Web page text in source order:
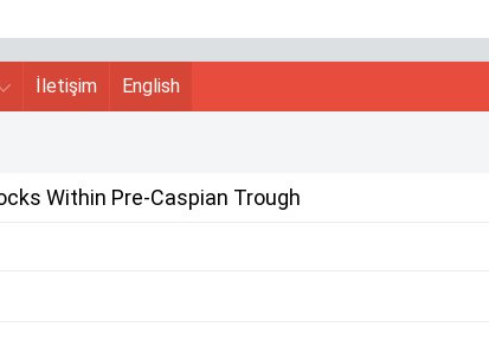
İletişim English
Within Pre-Caspian Trough